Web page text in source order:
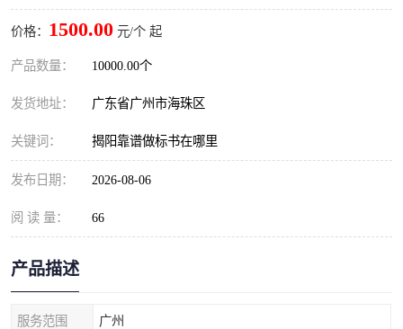
价格： 1500.00 元/个 起
产品数量： 10000.00个
发货地址： 广东省广州市海珠区
关键词： 揭阳靠谱做标书在哪里
发布日期： 2026-08-06
阅 读 量： 66
产品描述
服务范围 广州